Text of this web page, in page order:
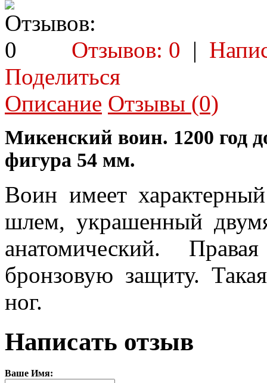
Отзывов: 0 |
Поделиться
Описание Отзывы (0)
Микенский воин. 1200 год
фигура 54 мм.
Воин имеет
шлем, украшенный
анатомический.
бронзовую защиту.
ног.
Написать отзыв
Ваше Имя: